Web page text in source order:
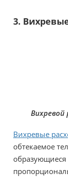
3.
Вихревой
Вихревые
обтекаемое